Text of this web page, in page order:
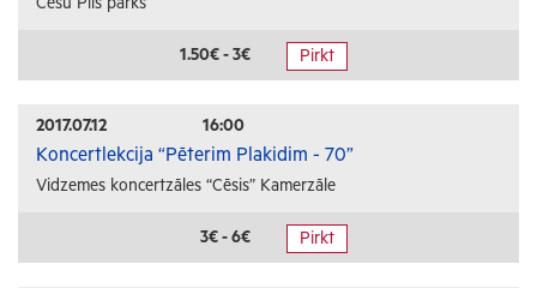
1.50€ - 3€ Pirkt
2017.07.12 16:00
Koncertlekcija “Pēterim Plakidim - 70”
Vidzemes koncertzāles “Cēsis” Kamerzāle
3€ - 6€ Pirkt